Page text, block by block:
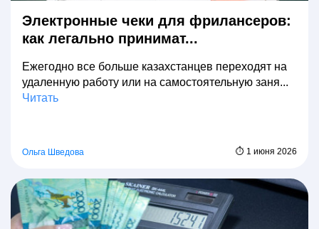
Электронные чеки для фрилансеров:
как легально принимат...
Ежегодно все больше казахстанцев переходят на
удаленную работу или на самостоятельную заня...
Читать
Ольга Шведова ⏱ 1 июня 2026